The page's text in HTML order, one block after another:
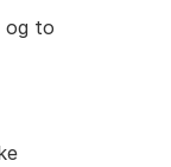
og to